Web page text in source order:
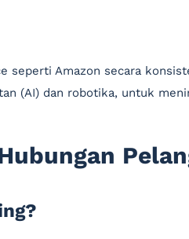
seperti Amazon secara
(AI) dan robotika, untuk